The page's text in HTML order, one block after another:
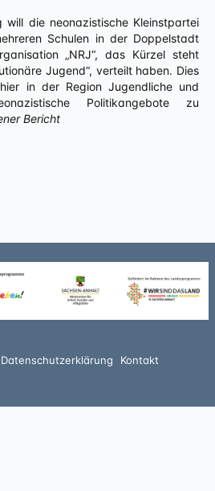
Schulen in der Doppelstadt
„NRJ“, das Kürzel steht
Jugend“, verteilt haben. Dies
in der Region Jugendliche und
Politikangebote zu
Bericht
Datenschutzerklärung Kontakt